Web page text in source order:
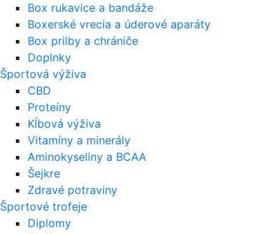
Box rukavice a bandáže
Boxerské vrecia a úderové aparáty
Box prilby a chrániče
Doplnky
Športová výživa
CBD
Proteíny
Kĺbová výživa
Vitamíny a minerály
Aminokyseliny a BCAA
Šejkre
Zdravé potraviny
Športové trofeje
Diplomy